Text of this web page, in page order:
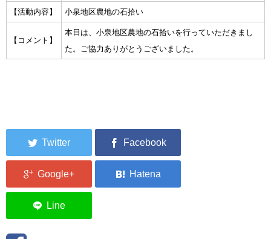
【活動内容】 小泉地区農地の石拾い
【コメント】
本日は、小泉地区農地の石拾いを行っていただきまし
た。ご協力ありがとうございました。
ボランティア募集要項
ボランティアさん集合写真館
編みっ娘たち紹介
KRA BLOG
リンク
お問い合わせ